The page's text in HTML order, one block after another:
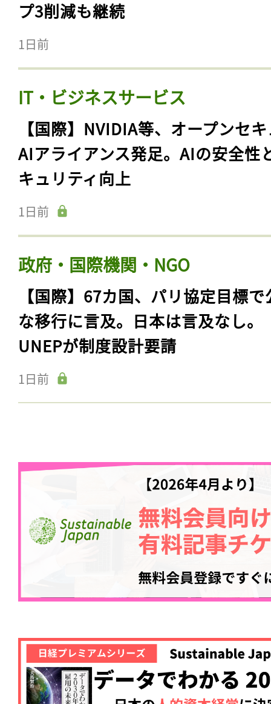
プ3削減も継続
1日前
IT・ビジネスサービス
【国際】NVIDIA等、オープンセ
AIアライアンス発足。AIの安全性
キュリティ向上
1日前
政府・国際機関・NGO
【国際】67カ国、パリ協定目標で
な移行に言及。日本は言及なし。
UNEPが制度設計要請
1日前